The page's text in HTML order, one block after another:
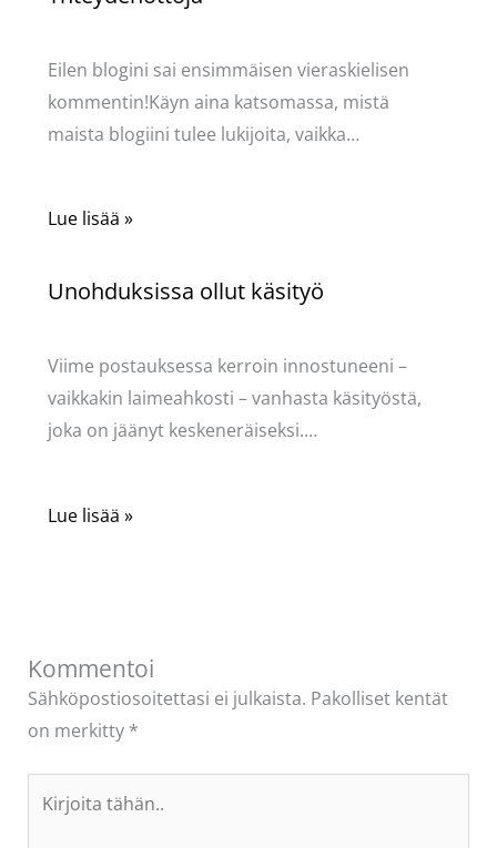
Eilen blogini sai ensimmäisen vieraskielisen
kommentin!Käyn aina katsomassa, mistä
maista blogiini tulee lukijoita, vaikka…
Lue lisää »
Unohduksissa ollut käsityö
Viime postauksessa kerroin innostuneeni –
vaikkakin laimeahkosti – vanhasta käsityöstä,
joka on jäänyt keskeneräiseksi.…
Lue lisää »
Kommentoi
Sähköpostiosoitettasi ei julkaista. Pakolliset kentät
on merkitty *
tähän..